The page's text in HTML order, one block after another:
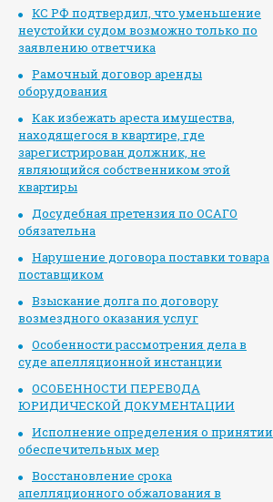
КС РФ подтвердил, что уменьшение
неустойки судом возможно только по
заявлению ответчика
Рамочный договор аренды
оборудования
Как избежать ареста имущества,
находящегося в квартире, где
зарегистрирован должник, не
являющийся собственником этой
квартиры
Досудебная претензия по ОСАГО
обязательна
Нарушение договора поставки товара
поставщиком
Взыскание долга по договору
возмездного оказания услуг
Особенности рассмотрения дела в
суде апелляционной инстанции
ОСОБЕННОСТИ ПЕРЕВОДА
ЮРИДИЧЕСКОЙ ДОКУМЕНТАЦИИ
Исполнение определения о принятии
обеспечительных мер
Восстановление срока
апелляционного обжалования в